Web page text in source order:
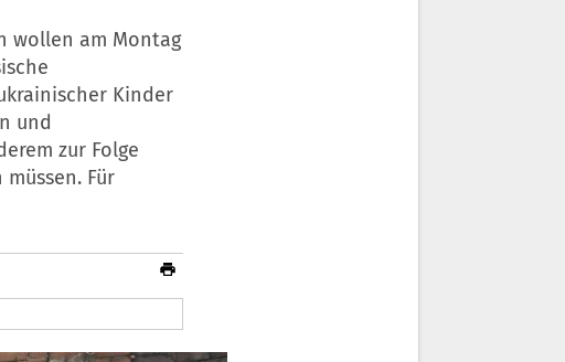
wollen am Montag
Kinder
und
zur Folge
Für